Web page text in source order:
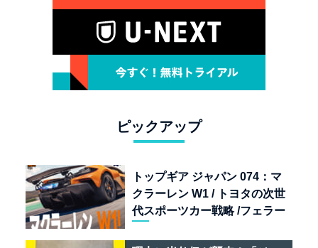
ピックアップ
トップギア ジャパン 074：マ
クラーレン W1 / トヨタの次世
代スポーツカー戦略 /フェラー
リオ /ベントレー スーパース